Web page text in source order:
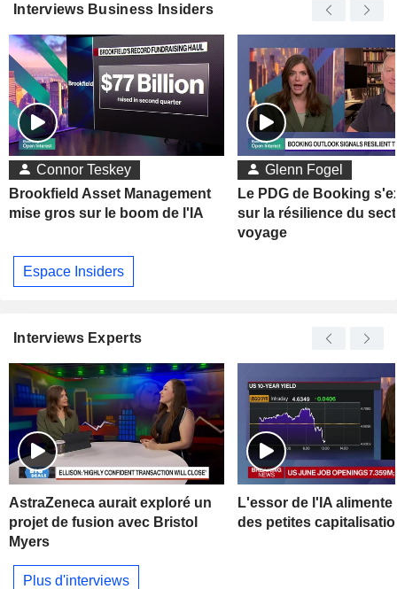
Interviews Business Insiders
Connor Teskey
Brookfield Asset Management
mise gros sur le boom de l'IA
Glenn Fogel
Le PDG de Booking
sur la résilience du
voyage
Espace Insiders
Interviews Experts
AstraZeneca aurait exploré un
projet de fusion avec Bristol
Myers
L'essor de l'IA alimente
des petites
Plus d'interviews